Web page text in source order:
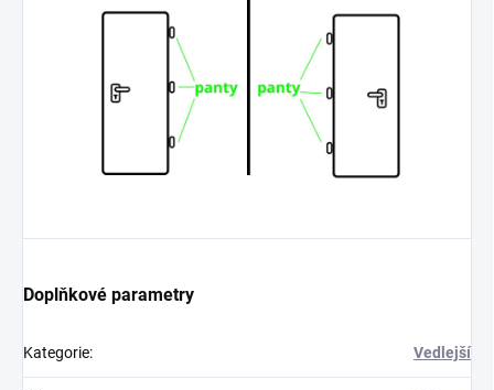
Doplňkové parametry
Kategorie: Vedlejší